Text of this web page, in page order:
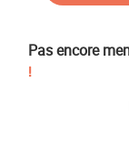
Pas encore
!